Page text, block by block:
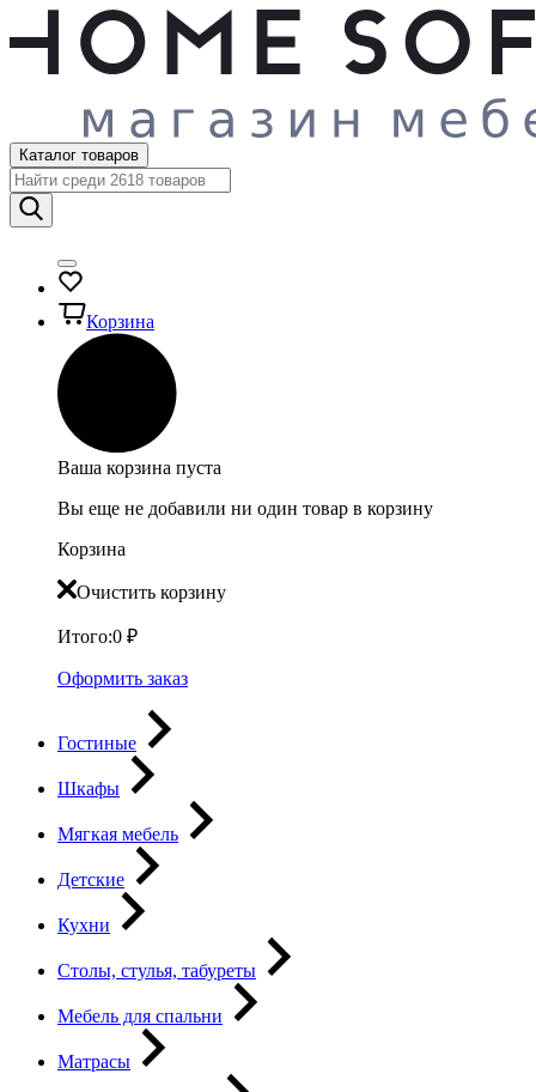
Каталог товаров
Корзина
Ваша корзина пуста
Вы еще не добавили ни один товар в корзину
Корзина
Очистить корзину
Итого:0 ₽
Оформить заказ
Гостиные
Шкафы
Мягкая мебель
Детские
Кухни
Столы, стулья, табуреты
Мебель для спальни
Матрасы